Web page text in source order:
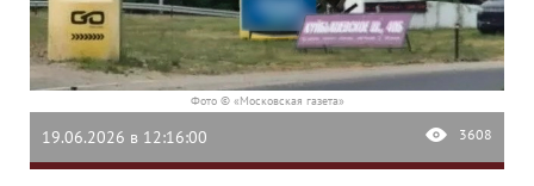
Фото © «Московская газета»
19.06.2026 в 12:16:00 3608